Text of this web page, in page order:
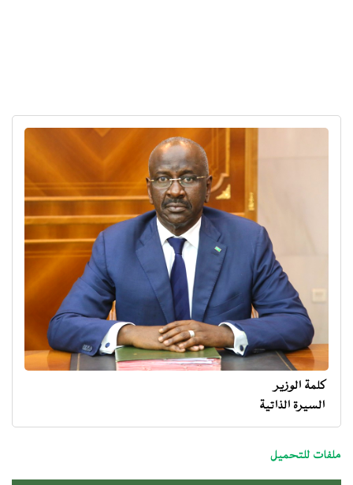
menu
ministre
كلمة الوزير
السيرة الذاتية
ملفات للتحميل